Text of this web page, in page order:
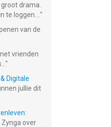
groot drama.
loggen.... "
van de
vrienden
"
Digitale
jullie dit
:
over